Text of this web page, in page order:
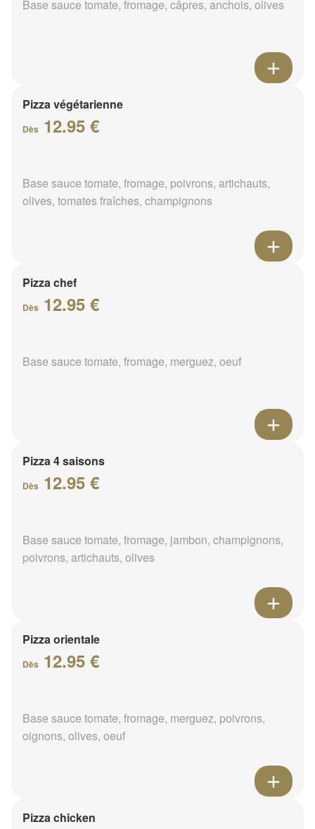
Base sauce tomate, fromage, câpres, anchois, olives
Pizza végétarienne
Dès 12.95 €
Base sauce tomate, fromage, poivrons, artichauts,
olives, tomates fraîches, champignons
Pizza chef
Dès 12.95 €
Base sauce tomate, fromage, merguez, oeuf
Pizza 4 saisons
Dès 12.95 €
Base sauce tomate, fromage, jambon, champignons,
poivrons, artichauts, olives
Pizza orientale
Dès 12.95 €
Base sauce tomate, fromage, merguez, poivrons,
oignons, olives, oeuf
Pizza chicken